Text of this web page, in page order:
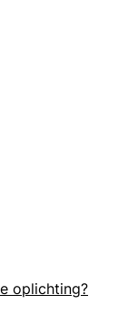
oplichting?